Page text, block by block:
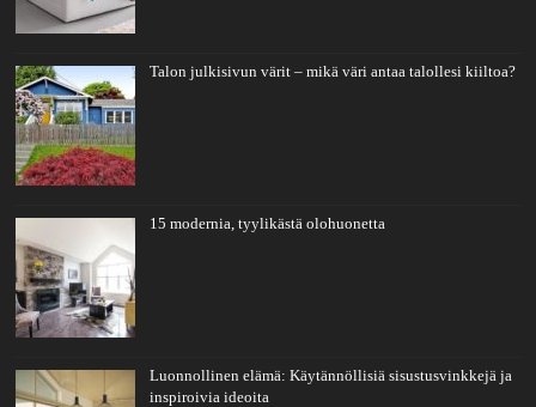
Talon julkisivun värit – mikä väri antaa talollesi kiiltoa?
15 modernia, tyylikästä olohuonetta
Luonnollinen elämä: Käytännöllisiä sisustusvinkkejä ja
inspiroivia ideoita